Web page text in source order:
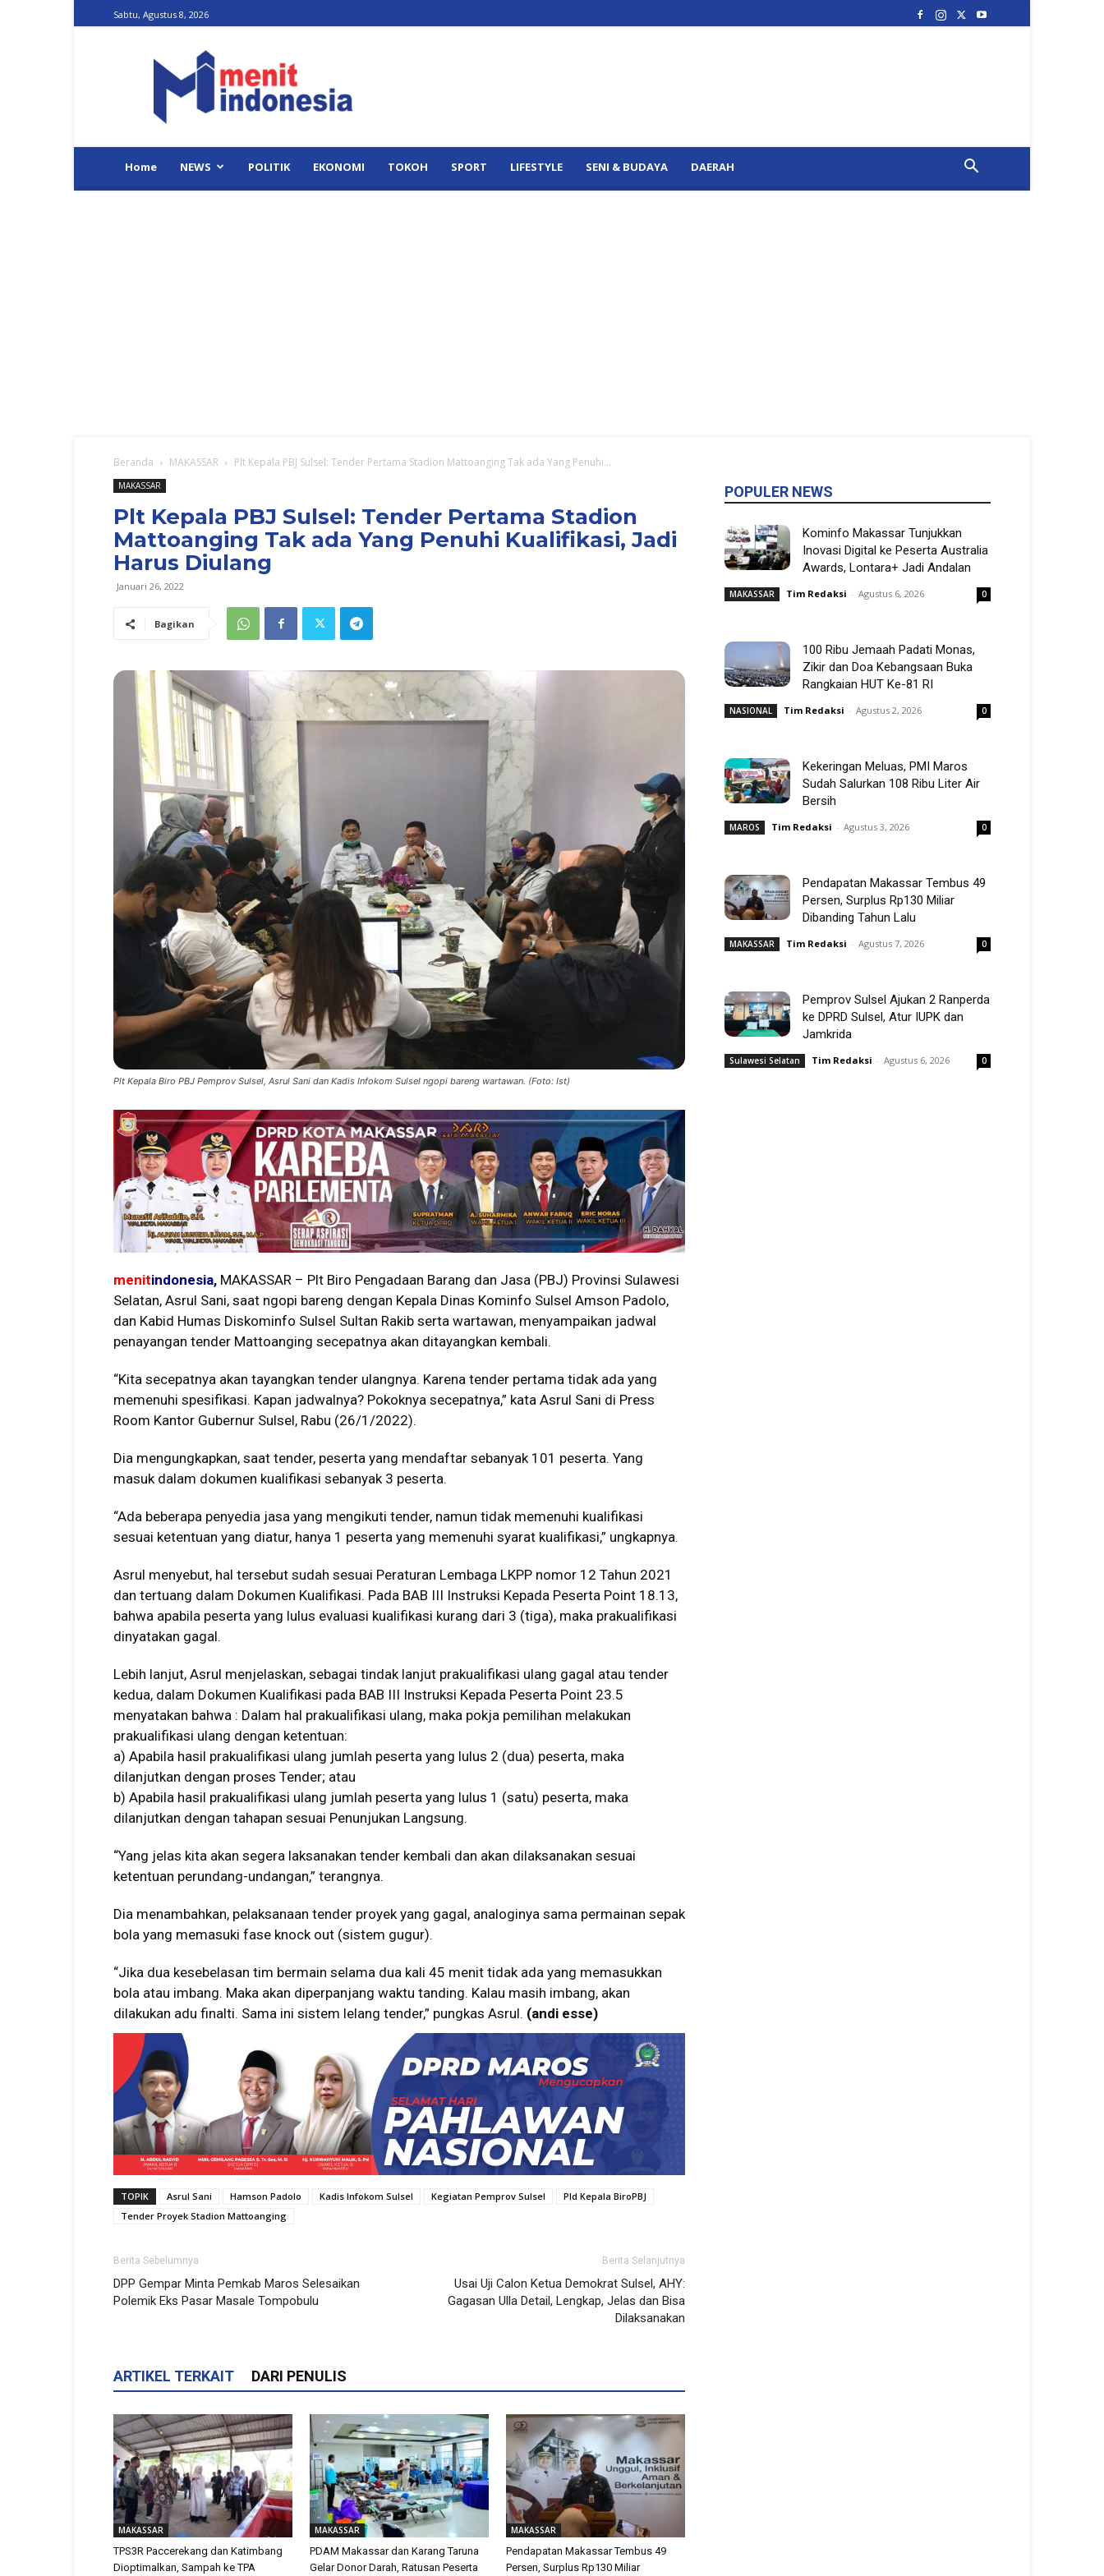
Sabtu, Agustus 8, 2026
Indonesia
Home NEWS POLITIK EKONOMI TOKOH SPORT LIFESTYLE SENI & BUDAYA DAERAH
Beranda MAKASSAR Plt Kepala PBJ Sulsel: Tender Pertama Stadion Mattoanging Tak ada Yang Penuhi...
MAKASSAR
Plt Kepala PBJ Sulsel: Tender Pertama Stadion
Mattoanging Tak ada Yang Penuhi Kualifikasi, Jadi
Harus Diulang
Januari 26, 2022
Bagikan
Plt Kepala Biro PBJ Pemprov Sulsel, Asrul Sani dan Kadis Infokom Sulsel ngopi bareng wartawan. (Foto: Ist)
menitindonesia, MAKASSAR – Plt Biro Pengadaan Barang dan Jasa (PBJ) Provinsi Sulawesi
Selatan, Asrul Sani, saat ngopi bareng dengan Kepala Dinas Kominfo Sulsel Amson Padolo,
dan Kabid Humas Diskominfo Sulsel Sultan Rakib serta wartawan, menyampaikan jadwal
penayangan tender Mattoanging secepatnya akan ditayangkan kembali.
“Kita secepatnya akan tayangkan tender ulangnya. Karena tender pertama tidak ada yang
memenuhi spesifikasi. Kapan jadwalnya? Pokoknya secepatnya,” kata Asrul Sani di Press
Room Kantor Gubernur Sulsel, Rabu (26/1/2022).
Dia mengungkapkan, saat tender, peserta yang mendaftar sebanyak 101 peserta. Yang
masuk dalam dokumen kualifikasi sebanyak 3 peserta.
“Ada beberapa penyedia jasa yang mengikuti tender, namun tidak memenuhi kualifikasi
sesuai ketentuan yang diatur, hanya 1 peserta yang memenuhi syarat kualifikasi,” ungkapnya.
Asrul menyebut, hal tersebut sudah sesuai Peraturan Lembaga LKPP nomor 12 Tahun 2021
dan tertuang dalam Dokumen Kualifikasi. Pada BAB III Instruksi Kepada Peserta Point 18.13,
bahwa apabila peserta yang lulus evaluasi kualifikasi kurang dari 3 (tiga), maka prakualifikasi
dinyatakan gagal.
Lebih lanjut, Asrul menjelaskan, sebagai tindak lanjut prakualifikasi ulang gagal atau tender
kedua, dalam Dokumen Kualifikasi pada BAB III Instruksi Kepada Peserta Point 23.5
menyatakan bahwa : Dalam hal prakualifikasi ulang, maka pokja pemilihan melakukan
prakualifikasi ulang dengan ketentuan:
a) Apabila hasil prakualifikasi ulang jumlah peserta yang lulus 2 (dua) peserta, maka
dilanjutkan dengan proses Tender; atau
b) Apabila hasil prakualifikasi ulang jumlah peserta yang lulus 1 (satu) peserta, maka
dilanjutkan dengan tahapan sesuai Penunjukan Langsung.
“Yang jelas kita akan segera laksanakan tender kembali dan akan dilaksanakan sesuai
ketentuan perundang-undangan,” terangnya.
Dia menambahkan, pelaksanaan tender proyek yang gagal, analoginya sama permainan sepak
bola yang memasuki fase knock out (sistem gugur).
“Jika dua kesebelasan tim bermain selama dua kali 45 menit tidak ada yang memasukkan
bola atau imbang. Maka akan diperpanjang waktu tanding. Kalau masih imbang, akan
dilakukan adu finalti. Sama ini sistem lelang tender,” pungkas Asrul. (andi esse)
TOPIK Asrul Sani Hamson Padolo Kadis Infokom Sulsel Kegiatan Pemprov Sulsel
Pld Kepala BiroPBJ
Tender Proyek Stadion Mattoanging
Berita Sebelumnya
DPP Gempar Minta Pemkab Maros Selesaikan
Polemik Eks Pasar Masale Tompobulu
Berita Selanjutnya
Usai Uji Calon Ketua Demokrat Sulsel, AHY:
Gagasan Ulla Detail, Lengkap, Jelas dan Bisa
Dilaksanakan
ARTIKEL TERKAIT DARI PENULIS
MAKASSAR
TPS3R Paccerekang dan Katimbang
Dioptimalkan, Sampah ke TPA
MAKASSAR
PDAM Makassar dan Karang Taruna
Gelar Donor Darah, Ratusan Peserta
MAKASSAR
Pendapatan Makassar Tembus 49
Persen, Surplus Rp130 Miliar
POPULER NEWS
Kominfo Makassar Tunjukkan
Inovasi Digital ke Peserta Australia
Awards, Lontara+ Jadi Andalan
MAKASSAR Tim Redaksi - Agustus 6, 2026 0
100 Ribu Jemaah Padati Monas,
Zikir dan Doa Kebangsaan Buka
Rangkaian HUT Ke-81 RI
NASIONAL Tim Redaksi - Agustus 2, 2026 0
Kekeringan Meluas, PMI Maros
Sudah Salurkan 108 Ribu Liter Air
Bersih
MAROS Tim Redaksi - Agustus 3, 2026 0
Pendapatan Makassar Tembus 49
Persen, Surplus Rp130 Miliar
Dibanding Tahun Lalu
MAKASSAR Tim Redaksi - Agustus 7, 2026 0
Pemprov Sulsel Ajukan 2 Ranperda
ke DPRD Sulsel, Atur IUPK dan
Jamkrida
Sulawesi Selatan Tim Redaksi - Agustus 6, 2026 0